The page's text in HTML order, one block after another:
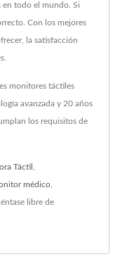
en todo el mundo. Si
Con los mejores
la satisfacción
monitores táctiles
avanzada y 20 años
los requisitos de
Táctil
médico
libre de